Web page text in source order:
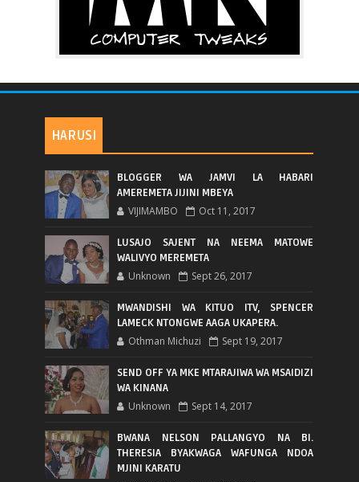
HARUSI
BLOGGER WA JAMVI LA HABARI
AMEREMETA JIJINI MBEYA
VIJIMAMBO Oct 11, 2017
LUSAJO SAJENT NA NEEMA MATOWE
WALIVYO MEREMETA
Unknown Sept 26, 2017
MWANDISHI WA KITUO ITV, SPENCER
LAMECK NTONGWE AAGA UKAPERA.
Othman Michuzi Sept 19, 2017
SEND OFF YA MKE MTARAJIWA WA MSAIDIZI
WA KINANA
Unknown Sept 14, 2017
BWANA NELSON PALLANGYO NA BI.
THERESIA BYAKWAGA WAFUNGA NDOA
MJINI KARATU